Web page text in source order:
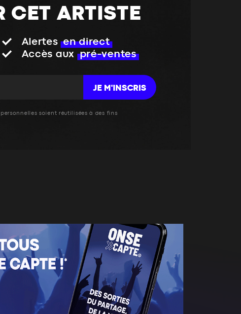
CET ARTISTE
Alertes en direct
Accès aux pré-ventes
JE M'INSCRIS
soient réutilisées à des fins